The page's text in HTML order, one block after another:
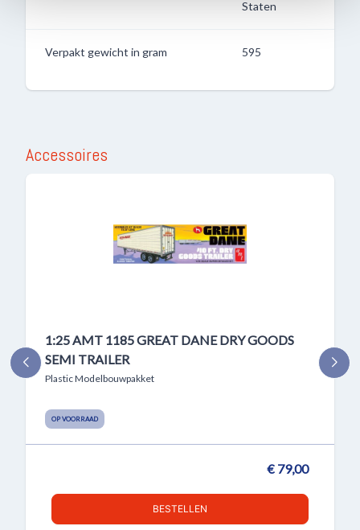
Staten
Verpakt gewicht in gram 595
Accessoires
1:25 AMT 1185 GREAT DANE DRY GOODS
SEMI TRAILER
Plastic Modelbouwpakket
OP VOORRAAD
€ 79,00
BESTELLEN